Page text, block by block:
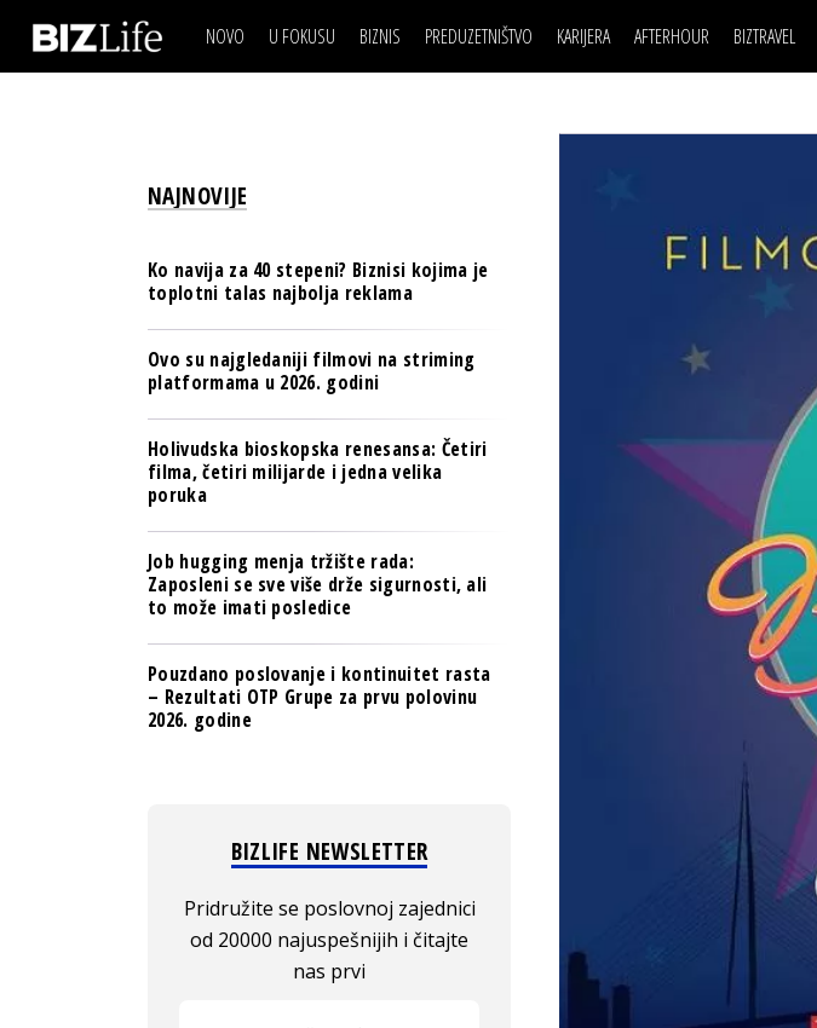
NOVO U FOKUSU BIZNIS
BANKE
OSIGURANJE
TECH I AI
BIZNIS & SPORT
PULS REGIONA
PREDUZETNIŠTVO KARIJERA
USAVRŠAVANJE
AFTERHOUR
STIL
BIZTRAVEL
IZJAVA DANABIZNIS SCENA
BREND I KOMUNIKACIJE
OSIGURANJE
TECH I AI
NOVO NA RAFU
POSAO
MOJ UGAO
FILM I SCENA
AUTO SVET
NAJNOVIJE
Ko navija za 40 stepeni? Biznisi kojima je
toplotni talas najbolja reklama
Ovo su najgledaniji filmovi na striming
platformama u 2026. godini
Holivudska bioskopska renesansa: Četiri
filma, četiri milijarde i jedna velika
poruka
Job hugging menja tržište rada:
Zaposleni se sve više drže sigurnosti, ali
to može imati posledice
Pouzdano poslovanje i kontinuitet rasta
– Rezultati OTP Grupe za prvu polovinu
2026. godine
BIZLIFE NEWSLETTER
Pridružite se poslovnoj zajednici
od 20000 najuspešnijih i čitajte
nas prvi